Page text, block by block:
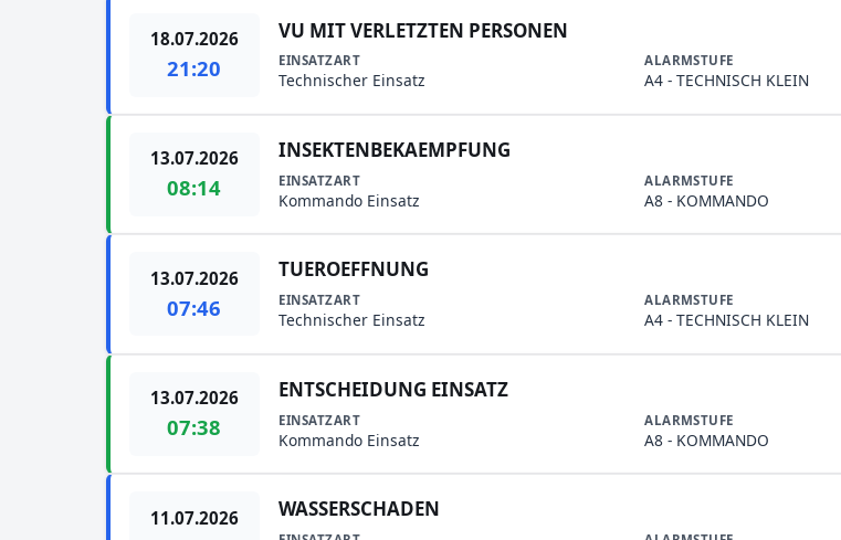
18.07.2026
21:20
VU MIT VERLETZTEN PERSONEN
EINSATZART
Technischer Einsatz
ALARMSTUFE
A4 - TECHNISCH KLEIN
13.07.2026
08:14
INSEKTENBEKAEMPFUNG
EINSATZART
Kommando Einsatz
ALARMSTUFE
A8 - KOMMANDO
13.07.2026
07:46
TUEROEFFNUNG
EINSATZART
Technischer Einsatz
ALARMSTUFE
A4 - TECHNISCH KLEIN
13.07.2026
07:38
ENTSCHEIDUNG EINSATZ
EINSATZART
Kommando Einsatz
ALARMSTUFE
A8 - KOMMANDO
11.07.2026 WASSERSCHADEN